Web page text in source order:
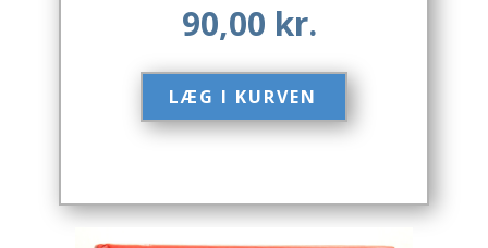
Børnebøger
Bryggerier
Computer / IT
Drikkevare / Øl / Vin
90,00 kr.
LÆG I KURVEN​